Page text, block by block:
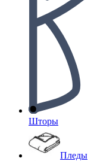
Шторы
Пледы